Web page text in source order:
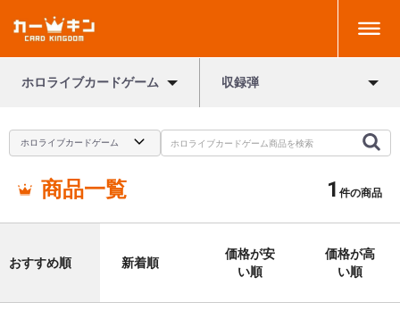
ホロライブカードゲーム 収録弾
商品一覧 1 件の商品
おすすめ順 新着順
価格が安
い順
価格が高
い順